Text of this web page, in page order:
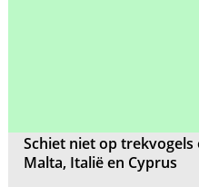
Schiet niet op trekvogels
Malta, Italië en Cyprus